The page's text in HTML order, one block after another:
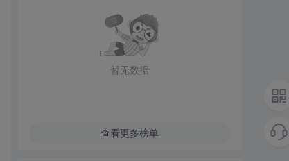
暂无数据
查看更多榜单